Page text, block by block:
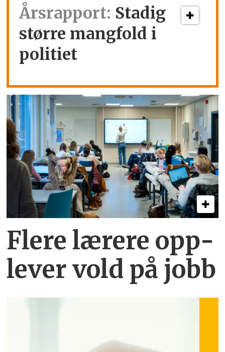
Årsrapport: Stadig
større mangfold i
politiet
Flere lærere opp­
lever vold på jobb